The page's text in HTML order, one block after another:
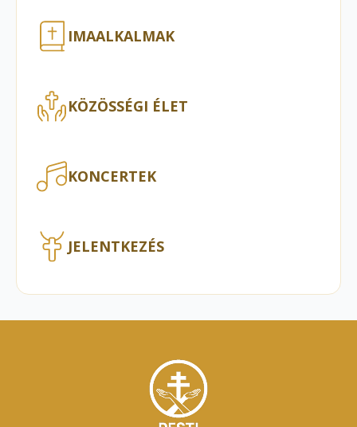
IMAALKALMAK
KÖZÖSSÉGI ÉLET
KONCERTEK
JELENTKEZÉS